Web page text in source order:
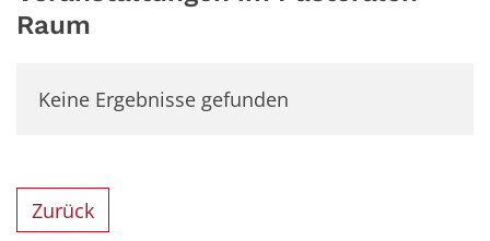
Raum
Keine Ergebnisse gefunden
Zurück